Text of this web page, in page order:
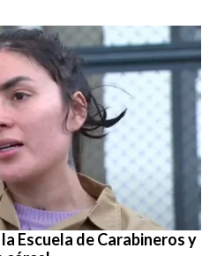
Escuela de Carabineros y